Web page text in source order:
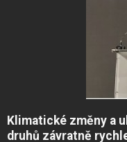
Klimatické změny a
druhů závratně